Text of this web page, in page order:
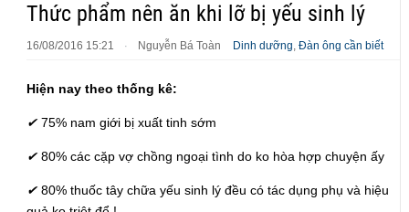
Thức phẩm nên ăn khi lỡ bị yếu sinh lý
16/08/2016 15:21 · Nguyễn Bá Toàn Dinh dưỡng,Đàn ông cần biết
Hiện nay theo thống kê:
✔ 75% nam giới bị xuất tinh sớm
✔ 80% các cặp vợ chồng ngoại tình do ko hòa hợp chuyện ấy
✔ 80% thuốc tây chữa yếu sinh lý đều có tác dụng phụ và hiệu